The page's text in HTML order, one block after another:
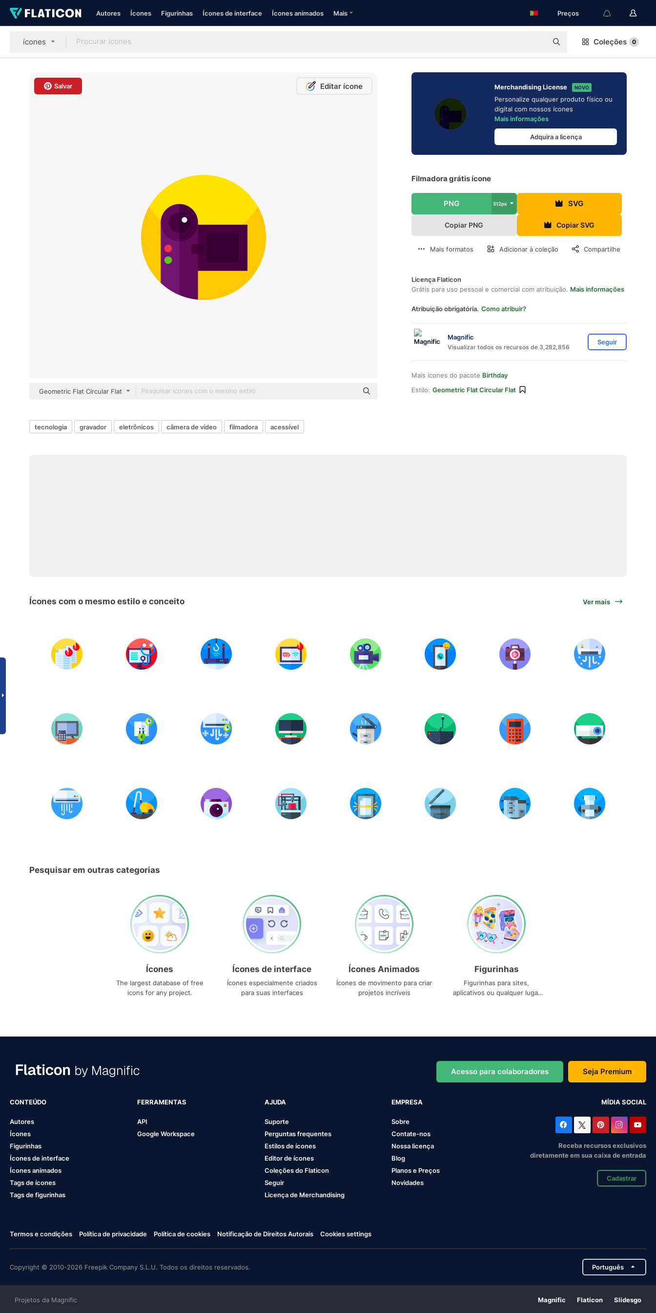
Autores Ícones Figurinhas Ícones de interface Ícones animados Mais Preços
ícones Coleções 0
Salvar Editar ícone
Geometric Flat Circular Flat
Merchandising License NOVO
Personalize qualquer produto físico ou
digital com nossos ícones
Mais informações
Adquira a licença
Filmadora grátis ícone
PNG 512px SVG
Copiar PNG Copiar SVG
Mais formatos Adicionar à coleção Compartilhe
Licença Flaticon
Grátis para uso pessoal e comercial com atribuição. Mais informações
Atribuição obrigatória. Como atribuir?
Magnific
Visualizar todos os recursos de 3,282,856
Seguir
Mais ícones do pacote Birthday
Estilo: Geometric Flat Circular Flat
tecnologia gravador eletrônicos câmera de vídeo filmadora acessível
Ícones com o mesmo estilo e conceito Ver mais
Pesquisar em outras categorias
Ícones
The largest database of free
icons for any project.
Ícones de interface
Ícones especialmente criados
para suas interfaces
Ícones Animados
Ícones de movimento para criar
projetos incríveis
Figurinhas
Figurinhas para sites,
aplicativos ou qualquer lugar
Acesso para colaboradores Seja Premium
CONTEÚDO
Autores
Ícones
Figurinhas
Ícones de interface
Ícones animados
Tags de ícones
Tags de figurinhas
FERRAMENTAS
API
Google Workspace
AJUDA
Suporte
Perguntas frequentes
Estilos de ícones
Editor de ícones
Coleções do Flaticon
Seguir
Licença de Merchandising
EMPRESA
Sobre
Contate-nos
Nossa licença
Blog
Planos e Preços
Novidades
MÍDIA SOCIAL
Receba recursos exclusivos
diretamente em sua caixa de entrada
Cadastrar
Termos e condições Política de privacidade Política de cookies Notificação de Direitos Autorais Cookies settings
Copyright © 2010-2026 Freepik Company S.L.U. Todos os direitos reservados. Português
Projetos da Magnific Magnific Flaticon Slidesgo